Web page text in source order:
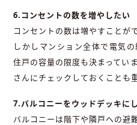
6.コンセントの数を増やしたい
コンセントの数は増やすことが
しかしマンション全体で電気
住戸の容量の限度も決まってい
さんにチェックしておくことも
7.バルコニーをウッドデッキに
バルコニーは階下や隣戸への避